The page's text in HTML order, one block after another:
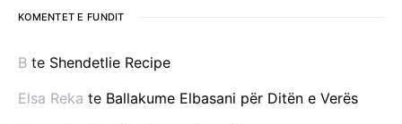
KOMENTET E FUNDIT
B te Shendetlie Recipe
Elsa Reka te Ballakume Elbasani për Ditën e Verës